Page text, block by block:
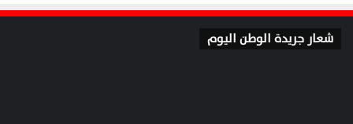
شعار جريدة الوطن اليوم